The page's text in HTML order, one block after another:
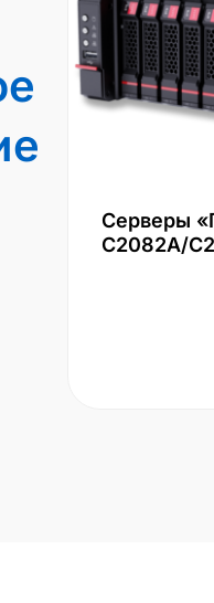
Серверы
С2082А/